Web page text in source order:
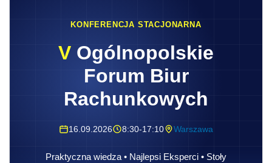
KONFERENCJA STACJONARNA
V Ogólnopolskie
Forum Biur
Rachunkowych
16.09.2026 8:30-17:10 Warszawa
Praktyczna wiedza • Najlepsi Eksperci • Stoły